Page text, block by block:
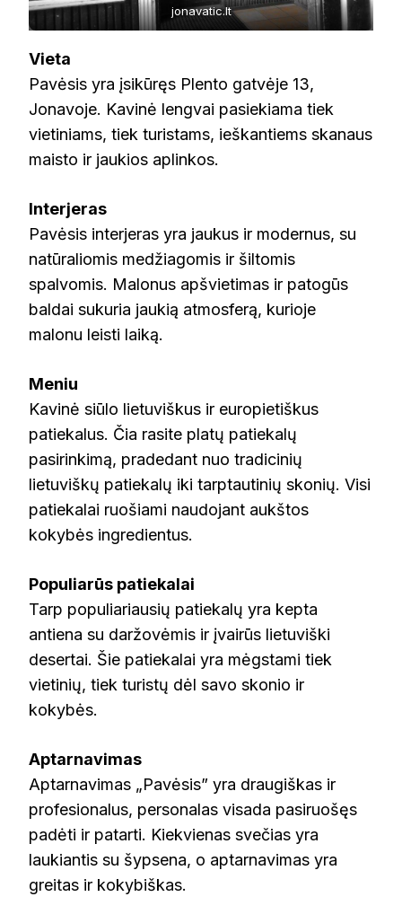
jonavatic.lt
Vieta
Pavėsis yra įsikūręs Plento gatvėje 13,
Jonavoje. Kavinė lengvai pasiekiama tiek
vietiniams, tiek turistams, ieškantiems skanaus
maisto ir jaukios aplinkos.
Interjeras
Pavėsis interjeras yra jaukus ir modernus, su
natūraliomis medžiagomis ir šiltomis
spalvomis. Malonus apšvietimas ir patogūs
baldai sukuria jaukią atmosferą, kurioje
malonu leisti laiką.
Meniu
Kavinė siūlo lietuviškus ir europietiškus
patiekalus. Čia rasite platų patiekalų
pasirinkimą, pradedant nuo tradicinių
lietuviškų patiekalų iki tarptautinių skonių. Visi
patiekalai ruošiami naudojant aukštos
kokybės ingredientus.
Populiarūs patiekalai
Tarp populiariausių patiekalų yra kepta
antiena su daržovėmis ir įvairūs lietuviški
desertai. Šie patiekalai yra mėgstami tiek
vietinių, tiek turistų dėl savo skonio ir
kokybės.
Aptarnavimas
Aptarnavimas „Pavėsis” yra draugiškas ir
profesionalus, personalas visada pasiruošęs
padėti ir patarti. Kiekvienas svečias yra
laukiantis su šypsena, o aptarnavimas yra
greitas ir kokybiškas​​.